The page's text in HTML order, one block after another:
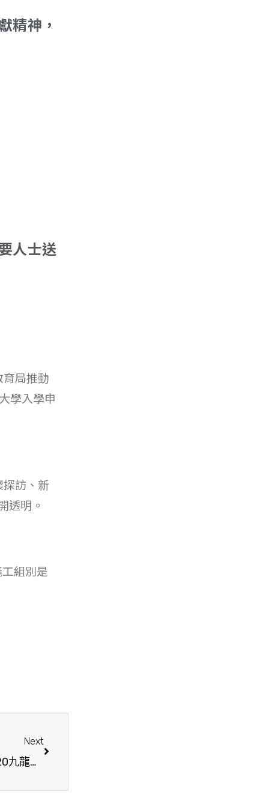
精神，
人士送
局推動
學入學申
訪、新
透明。
組別是
Next
從一份援助開始，讓愛延續全城｜香港生命力12.20九龍賣旗日義工招募